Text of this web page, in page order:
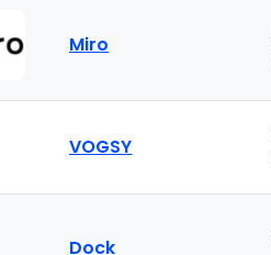
Miro
VOGSY
Dock